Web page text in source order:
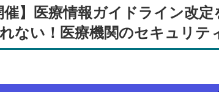
催】医療情報ガイドライン改
ない！医療機関のセキュリテ